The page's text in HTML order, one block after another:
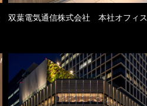
双葉電気通信株式会社 本社オフィス